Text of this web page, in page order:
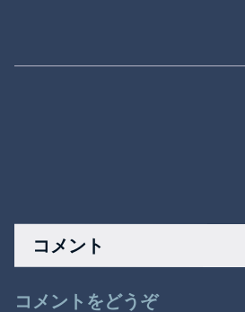
コメント
コメントをどうぞ